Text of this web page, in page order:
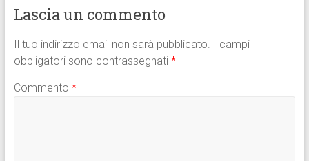
Lascia un commento
Il tuo indirizzo email non sarà pubblicato. I campi
obbligatori sono contrassegnati *
Commento *